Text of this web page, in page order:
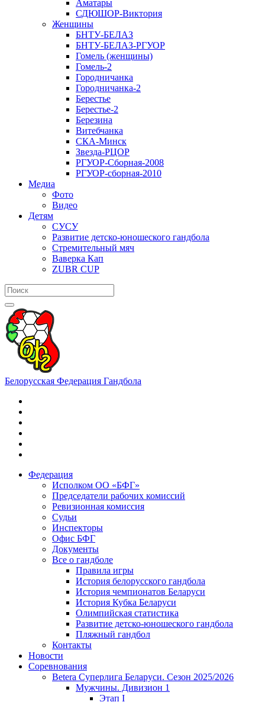
Аматары
СДЮШОР-Виктория
Женщины
БНТУ-БЕЛАЗ
БНТУ-БЕЛАЗ-РГУОР
Гомель (женщины)
Гомель-2
Городничанка
Городничанка-2
Берестье
Берестье-2
Березина
Витебчанка
СКА-Минск
Звезда-РЦОР
РГУОР-Сборная-2008
РГУОР-сборная-2010
Медиа
Фото
Видео
Детям
СУСУ
Развитие детско-юношеского гандбола
Стремительный мяч
Ваверка Кап
ZUBR CUP
Белорусская Федерация Гандбола
Федерация
Исполком ОО «БФГ»
Председатели рабочих комиссий
Ревизионная комиссия
Судьи
Инспекторы
Офис БФГ
Документы
Все о гандболе
Правила игры
История белорусского гандбола
История чемпионатов Беларуси
История Кубка Беларуси
Олимпийская статистика
Развитие детско-юношеского гандбола
Пляжный гандбол
Контакты
Новости
Соревнования
Betera Суперлига Беларуси. Сезон 2025/2026
Мужчины. Дивизион 1
Этап I